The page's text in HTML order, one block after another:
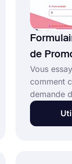
de
Vous
comment
demande
forms.app
votre